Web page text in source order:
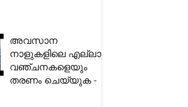
അവസാന
നാളുകളിലെ എല്ലാ
വഞ്ചനകളെയും
തരണം ചെയ്യുക -